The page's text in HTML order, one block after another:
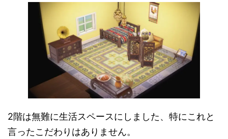
2階は無難に生活スペースにしました、特にこれと
言ったこだわりはありません。